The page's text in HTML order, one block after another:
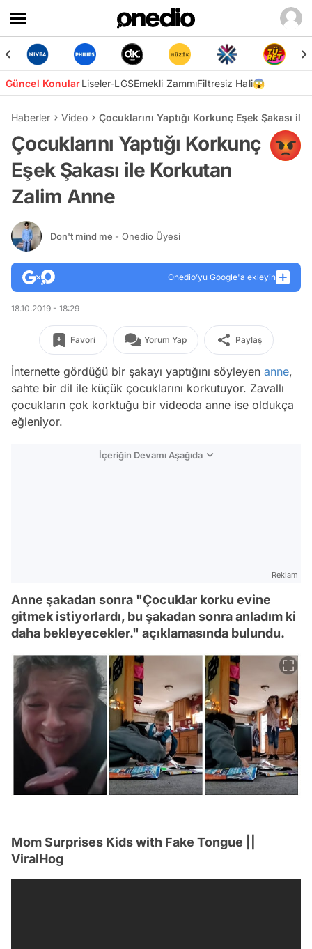
Güncel KonularLiseler-LGSEmekli ZammıFiltresiz Hali😱
Haberler Video Çocuklarını Yaptığı Korkunç Eşek Şakası
Çocuklarını Yaptığı Korkunç
Eşek Şakası ile Korkutan
Zalim Anne
Don't mind me - Onedio Üyesi
Onedio’yu Google'a ekleyin
18.10.2019 - 18:29
Favori Yorum Yap Paylaş
İnternette gördüğü bir şakayı yaptığını söyleyen anne,
sahte bir dil ile küçük çocuklarını korkutuyor. Zavallı
çocukların çok korktuğu bir videoda anne ise oldukça
eğleniyor.
İçeriğin Devamı Aşağıda
Reklam
Anne şakadan sonra "Çocuklar korku evine
gitmek istiyorlardı, bu şakadan sonra anladım ki
daha bekleyecekler." açıklamasında bulundu.
Mom Surprises Kids with Fake Tongue ||
ViralHog